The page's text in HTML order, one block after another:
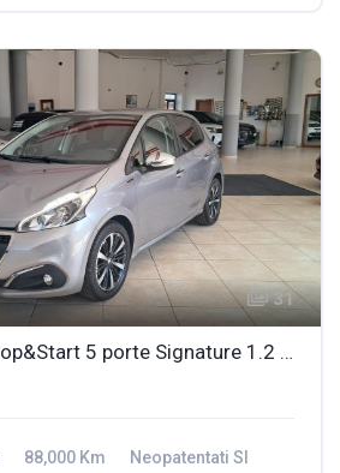
31
PEUGEOT 208 Stop&Start 5 porte Signature 1.2 BENZ. OK NEOPATENTATI
88,000 Km Neopatentati SI